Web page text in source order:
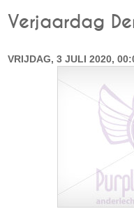
Verjaardag
VRIJDAG, 3 JULI 2020,